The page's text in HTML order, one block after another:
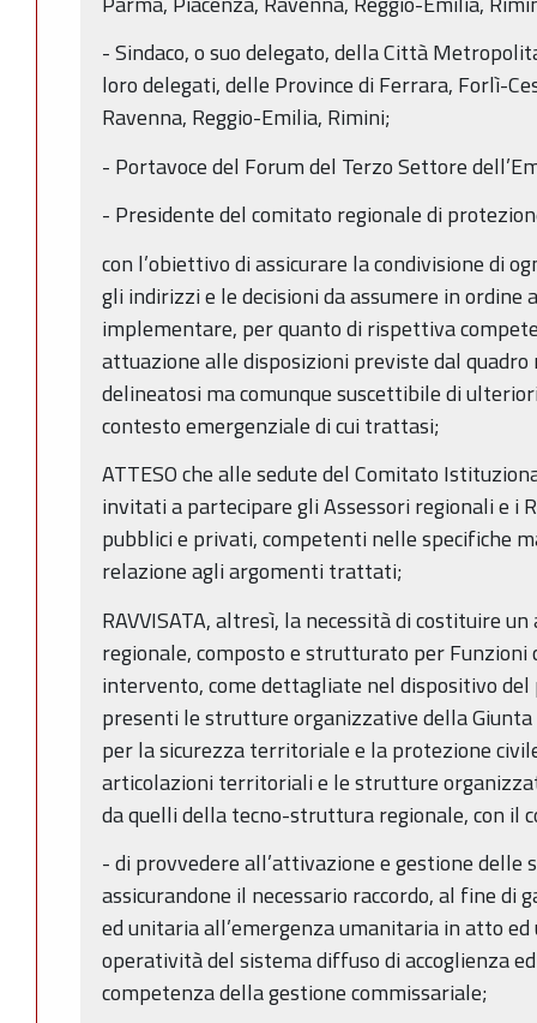
- Sindaco, o suo delegato, della Città
loro delegati, delle Province di Ferrara, Forlì-
Ravenna, Reggio-Emilia, Rimini;
- Portavoce del Forum del Terzo Settore
- Presidente del comitato regionale di
con l’obiettivo di assicurare la condivisione di
gli indirizzi e le decisioni da assumere in
implementare, per quanto di rispettiva
attuazione alle disposizioni previste dal
delineatosi ma comunque suscettibile di
contesto emergenziale di cui trattasi;
ATTESO che alle sedute del Comitato
invitati a partecipare gli Assessori regionali e i
pubblici e privati, competenti nelle specifiche
relazione agli argomenti trattati;
RAVVISATA, altresì, la necessità di costituire
regionale, composto e strutturato per Funzioni
intervento, come dettagliate nel dispositivo
presenti le strutture organizzative della Giunta
per la sicurezza territoriale e la protezione
articolazioni territoriali e le strutture
da quelli della tecno-struttura regionale, con il
- di provvedere all’attivazione e gestione delle
assicurandone il necessario raccordo, al fine di
ed unitaria all’emergenza umanitaria in atto
operatività del sistema diffuso di accoglienza
competenza della gestione commissariale;